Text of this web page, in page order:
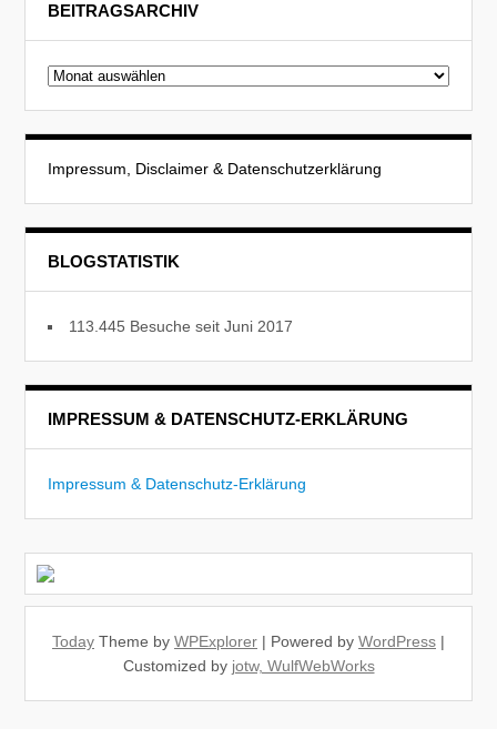
BEITRAGSARCHIV
Beitragsarchiv
Impressum, Disclaimer & Datenschutzerklärung
BLOGSTATISTIK
113.445 Besuche seit Juni 2017
IMPRESSUM & DATENSCHUTZ-ERKLÄRUNG
Impressum & Datenschutz-Erklärung
Today Theme by WPExplorer | Powered by WordPress |
Customized by jotw, WulfWebWorks